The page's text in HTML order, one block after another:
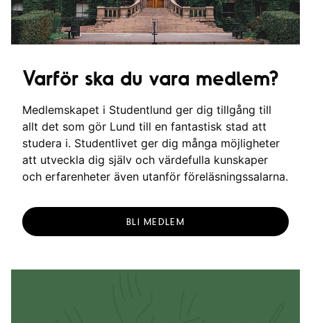
Varför ska du vara medlem?
Medlemskapet i Studentlund ger dig tillgång till
allt det som gör Lund till en fantastisk stad att
studera i. Studentlivet ger dig många möjligheter
att utveckla dig själv och värdefulla kunskaper
och erfarenheter även utanför föreläsningssalarna.
BLI MEDLEM